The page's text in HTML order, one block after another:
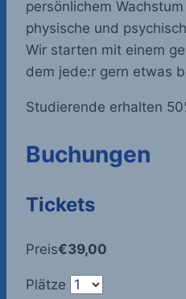
persönlichem
physische und
Wir starten mit einem
dem jede:r gern etwas
Studierende erhalten
Buchungen
Tickets
Preis€39,00
Plätze